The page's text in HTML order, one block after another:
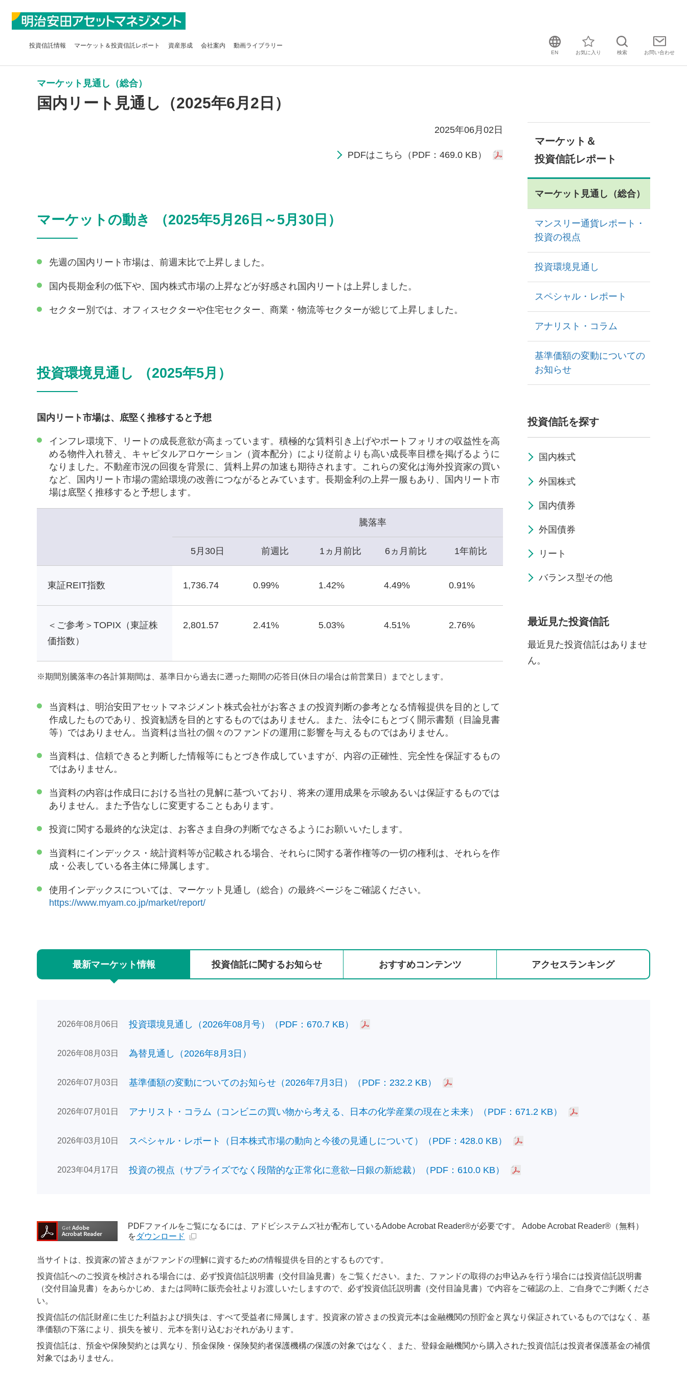
投資信託情報 マーケット＆投資信託レポート 資産形成 会社案内 動画ライブラリー
EN お気に入り 検索 お問い合わせ
マーケット見通し（総合）
国内リート見通し（2025年6月2日）
2025年06月02日
PDFはこちら（PDF：469.0 KB）
マーケットの動き （2025年5月26日～5月30日）
先週の国内リート市場は、前週末比で上昇しました。
国内長期金利の低下や、国内株式市場の上昇などが好感され国内リートは上昇しました。
セクター別では、オフィスセクターや住宅セクター、商業・物流等セクターが総じて上昇しました。
投資環境見通し （2025年5月）
国内リート市場は、底堅く推移すると予想
インフレ環境下、リートの成長意欲が高まっています。積極的な賃料引き上げやポートフォリオの収益性を高
める物件入れ替え、キャピタルアロケーション（資本配分）により従前よりも高い成長率目標を掲げるように
なりました。不動産市況の回復を背景に、賃料上昇の加速も期待されます。これらの変化は海外投資家の買い
など、国内リート市場の需給環境の改善につながるとみています。長期金利の上昇一服もあり、国内リート市
場は底堅く推移すると予想します。
騰落率
5月30日 前週比 1ヵ月前比 6ヵ月前比 1年前比
東証REIT指数 1,736.74 0.99% 1.42% 4.49% 0.91%
＜ご参考＞TOPIX（東証株
価指数）
2,801.57 2.41% 5.03% 4.51% 2.76%
※期間別騰落率の各計算期間は、基準日から過去に遡った期間の応答日(休日の場合は前営業日）までとします。
当資料は、明治安田アセットマネジメント株式会社がお客さまの投資判断の参考となる情報提供を目的として
作成したものであり、投資勧誘を目的とするものではありません。また、法令にもとづく開示書類（目論見書
等）ではありません。当資料は当社の個々のファンドの運用に影響を与えるものではありません。
当資料は、信頼できると判断した情報等にもとづき作成していますが、内容の正確性、完全性を保証するもの
ではありません。
当資料の内容は作成日における当社の見解に基づいており、将来の運用成果を示唆あるいは保証するものでは
ありません。また予告なしに変更することもあります。
投資に関する最終的な決定は、お客さま自身の判断でなさるようにお願いいたします。
当資料にインデックス・統計資料等が記載される場合、それらに関する著作権等の一切の権利は、それらを作
成・公表している各主体に帰属します。
使用インデックスについては、マーケット見通し（総合）の最終ページをご確認ください。
https://www.myam.co.jp/market/report/
マーケット＆
投資信託レポート
マーケット見通し（総合）
マンスリー通貨レポート・
投資の視点
投資環境見通し
スペシャル・レポート
アナリスト・コラム
基準価額の変動についての
お知らせ
投資信託を探す
国内株式
外国株式
国内債券
外国債券
リート
バランス型その他
最近見た投資信託
最近見た投資信託はありませ
ん。
最新マーケット情報 投資信託に関するお知らせ おすすめコンテンツ アクセスランキング
2026年08月06日 投資環境見通し（2026年08月号）（PDF：670.7 KB）
2026年08月03日 為替見通し（2026年8月3日）
2026年07月03日 基準価額の変動についてのお知らせ（2026年7月3日）（PDF：232.2 KB）
2026年07月01日 アナリスト・コラム（コンビニの買い物から考える、日本の化学産業の現在と未来）（PDF：671.2 KB）
2026年03月10日 スペシャル・レポート（日本株式市場の動向と今後の見通しについて）（PDF：428.0 KB）
2023年04月17日 投資の視点（サプライズでなく段階的な正常化に意欲─日銀の新総裁）（PDF：610.0 KB）
PDFファイルをご覧になるには、アドビシステムズ社が配布しているAdobe Acrobat Reader®が必要です。 Adobe Acrobat Reader®（無料）
をダウンロード
当サイトは、投資家の皆さまがファンドの理解に資するための情報提供を目的とするものです。
投資信託へのご投資を検討される場合には、必ず投資信託説明書（交付目論見書）をご覧ください。また、ファンドの取得のお申込みを行う場合には投資信託説明書
（交付目論見書）をあらかじめ、または同時に販売会社よりお渡しいたしますので、必ず投資信託説明書（交付目論見書）で内容をご確認の上、ご自身でご判断くださ
い。
投資信託の信託財産に生じた利益および損失は、すべて受益者に帰属します。投資家の皆さまの投資元本は金融機関の預貯金と異なり保証されているものではなく、基
準価額の下落により、損失を被り、元本を割り込むおそれがあります。
投資信託は、預金や保険契約とは異なり、預金保険・保険契約者保護機構の保護の対象ではなく、また、登録金融機関から購入された投資信託は投資者保護基金の補償
対象ではありません。